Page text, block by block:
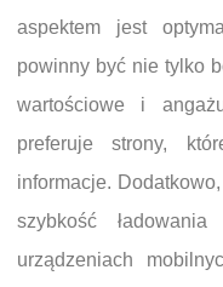
aspektem jest
powinny być nie tylko
wartościowe i
preferuje strony,
informacje.
szybkość
urządzeniach